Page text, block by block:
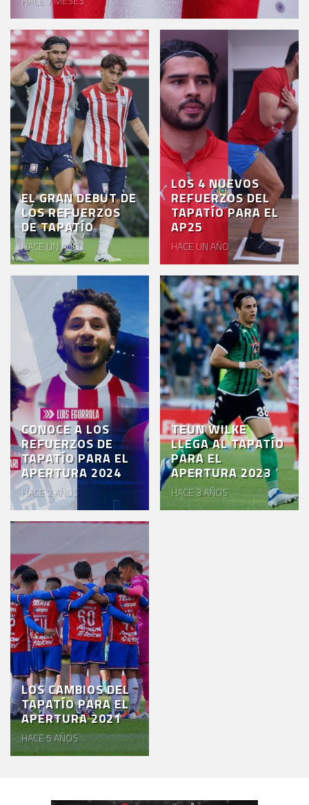
EVENTOS
DEPORTIVOS
REBAÑO
CHIVAS
TIENDA
CHIVAS
CHIVASTV
ESTADIO
AKRON
TOUR
ESTADIO
AKRON
EL GRAN DEBUT DE
LOS REFUERZOS
DE TAPATÍO
HACE UN AÑO
LOS 4 NUEVOS
REFUERZOS DEL
TAPATÍO PARA EL
AP25
HACE UN AÑO
CONOCE A LOS
REFUERZOS DE
TAPATÍO PARA EL
APERTURA 2024
HACE 2 AÑOS
TEUN WILKE
LLEGA AL TAPATÍO
PARA EL
APERTURA 2023
HACE 3 AÑOS
LOS CAMBIOS DEL
TAPATÍO PARA EL
APERTURA 2021
HACE 5 AÑOS